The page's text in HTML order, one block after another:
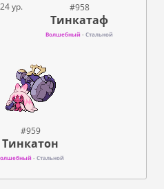
24 ур. #958
Тинкатаф
Волшебный- Стальной
#959
Тинкатон
- Стальной